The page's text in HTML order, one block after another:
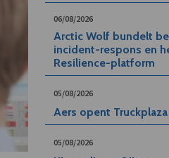
06/08/2026
Arctic Wolf bundelt
incident-respons en
Resilience-platform
05/08/2026
Aers opent
05/08/2026